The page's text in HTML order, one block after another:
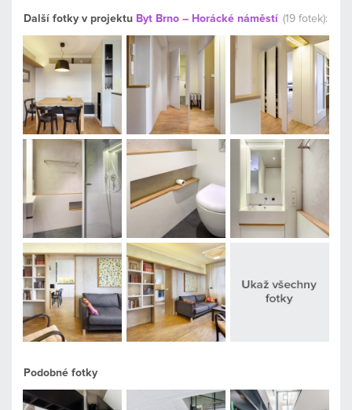
Další fotky v projektu Byt Brno – Horácké náměstí (19 fotek):
Podobné fotky